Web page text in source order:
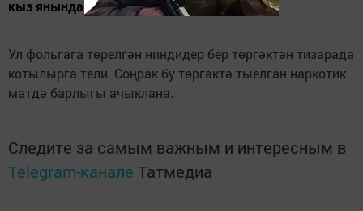
кыз янында туктала.
Ул фольгага төрелгән ниндидер бер төргәктән тизарада
котылырга тели. Соңрак бу төргәктә тыелган наркотик
матдә барлыгы ачыклана.
Следите за самым важным и интересным в
Telegram-канале Татмедиа